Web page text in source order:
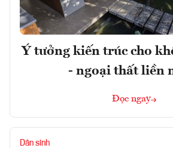
Ý tưởng kiến trúc cho
- ngoại thất liền
Đọc ngay
Dân sinh